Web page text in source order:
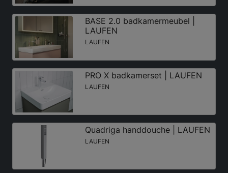
BASE 2.0 badkamermeubel |
LAUFEN
LAUFEN
PRO X badkamerset | LAUFEN
LAUFEN
Quadriga handdouche | LAUFEN
LAUFEN